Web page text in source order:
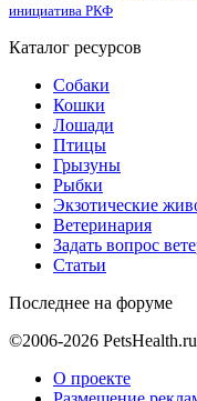
инициатива РКФ
Каталог ресурсов
Собаки
Кошки
Лошади
Птицы
Грызуны
Рыбки
Экзотические
Ветеринария
Задать вопрос
Статьи
Последнее на форуме
©2006-2026 PetsHealth.ru
О проекте